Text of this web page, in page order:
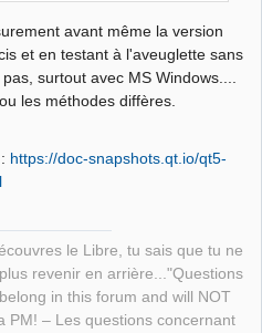
avant même la version
et en testant à l'aveuglette sans
surtout avec MS Windows....
les méthodes diffères.
https://doc-snapshots.qt.io/qt5-
le Libre, tu sais que tu ne
revenir en arrière..."Questions
in this forum and will NOT
PM! – Les questions concernant